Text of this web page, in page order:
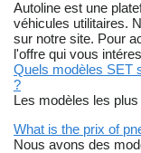
Autoline est une
véhicules utilitaires.
sur notre site. Pour
l'offre qui vous
Quels modèles SET
?
Les modèles les
What is the prix of
Nous avons des